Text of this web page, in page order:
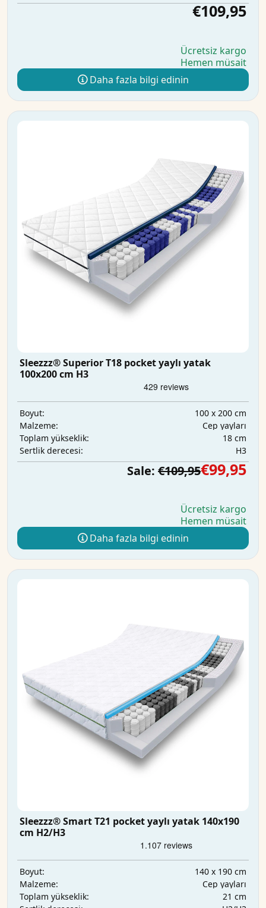
€109,95
Ücretsiz kargo
Hemen müsait
Daha fazla bilgi edinin
Sleezzz® Superior T18 pocket yaylı yatak
100x200 cm H3
Boyut:
100 x 200 cm
Malzeme:
Cep yayları
Toplam yükseklik:
18 cm
Sertlik derecesi:
H3
Sale: €109,95€99,95
Ücretsiz kargo
Hemen müsait
Daha fazla bilgi edinin
Sleezzz® Smart T21 pocket yaylı yatak 140x190
cm H2/H3
Boyut:
140 x 190 cm
Malzeme:
Cep yayları
Toplam yükseklik:
21 cm